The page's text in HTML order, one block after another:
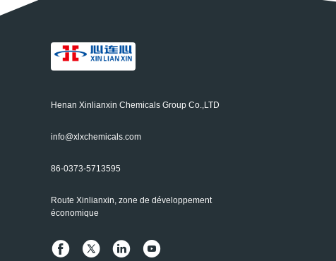
Henan Xinlianxin Chemicals Group Co.,LTD
info@xlxchemicals.com
86-0373-5713595
Route Xinlianxin, zone de développement
économique